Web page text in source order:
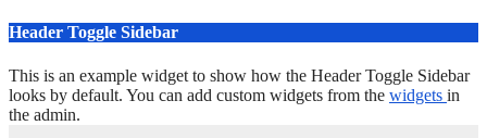
Μετάβαση
περιεχόμενο
Header Toggle Sidebar
This is an example widget to show how the Header Toggle Sidebar
looks by default. You can add custom widgets from the widgets in
the admin.